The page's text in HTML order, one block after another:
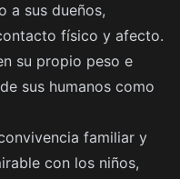
a sus dueños,
físico y afecto.
su propio peso e
sus humanos como
familiar y
con los niños,